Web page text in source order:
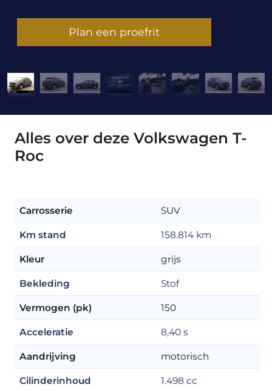
Plan een proefrit
Alles over deze Volkswagen T-
Roc
Carrosserie SUV
Km stand 158.814 km
Kleur grijs
Bekleding Stof
Vermogen (pk) 150
Acceleratie 8,40 s
Aandrijving motorisch
Cilinderinhoud 1.498 cc